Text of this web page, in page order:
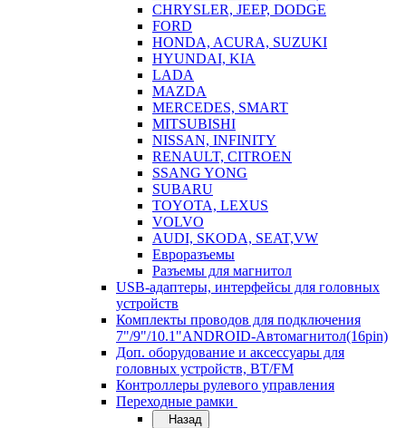
CHRYSLER, JEEP, DODGE
FORD
HONDA, ACURA, SUZUKI
HYUNDAI, KIA
LADA
MAZDA
MERCEDES, SMART
MITSUBISHI
NISSAN, INFINITY
RENAULT, CITROEN
SSANG YONG
SUBARU
TOYOTA, LEXUS
VOLVO
AUDI, SKODA, SEAT,VW
Евроразъемы
Разъемы для магнитол
USB-адаптеры, интерфейсы для головных
устройств
Комплекты проводов для подключения
7"/9"/10.1"ANDROID-Автомагнитол(16pin)
Доп. оборудование и аксессуары для
головных устройств, BT/FM
Контроллеры рулевого управления
Переходные рамки
Назад